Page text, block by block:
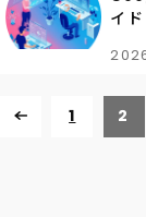
イ
1 2